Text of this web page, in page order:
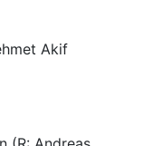
Akif